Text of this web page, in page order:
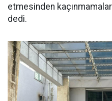
etmesinden
dedi.